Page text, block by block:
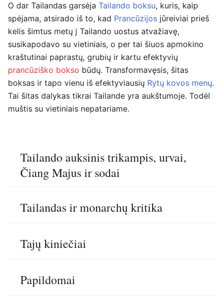
O dar Tailandas garsėja Tailando boksu, kuris, kaip
spėjama, atsirado iš to, kad Prancūzijos jūreiviai prieš
kelis šimtus metų į Tailando uostus atvažiavę,
susikapodavo su vietiniais, o per tai šiuos apmokino
kraštutinai paprastų, grubių ir kartu efektyvių
prancūziško bokso būdų. Transformavęsis, šitas
boksas ir tapo vienu iš efektyviausių Rytų kovos menų.
Tai šitas dalykas tikrai Tailande yra aukštumoje. Todėl
muštis su vietiniais nepatariame.
Tailando auksinis trikampis, urvai,
Čiang Majus ir sodai
Tailandas ir monarchų kritika
Tajų kiniečiai
Papildomai